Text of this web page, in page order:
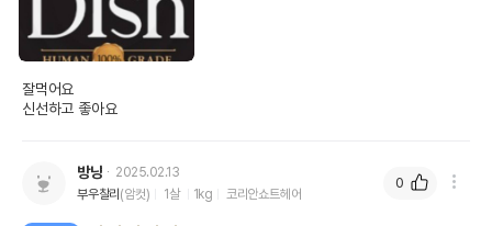
잘먹어요
신선하고 좋아요
방냥
2025.02.13
부우찰리(암컷) 1살 1kg 코리안쇼트헤어
0